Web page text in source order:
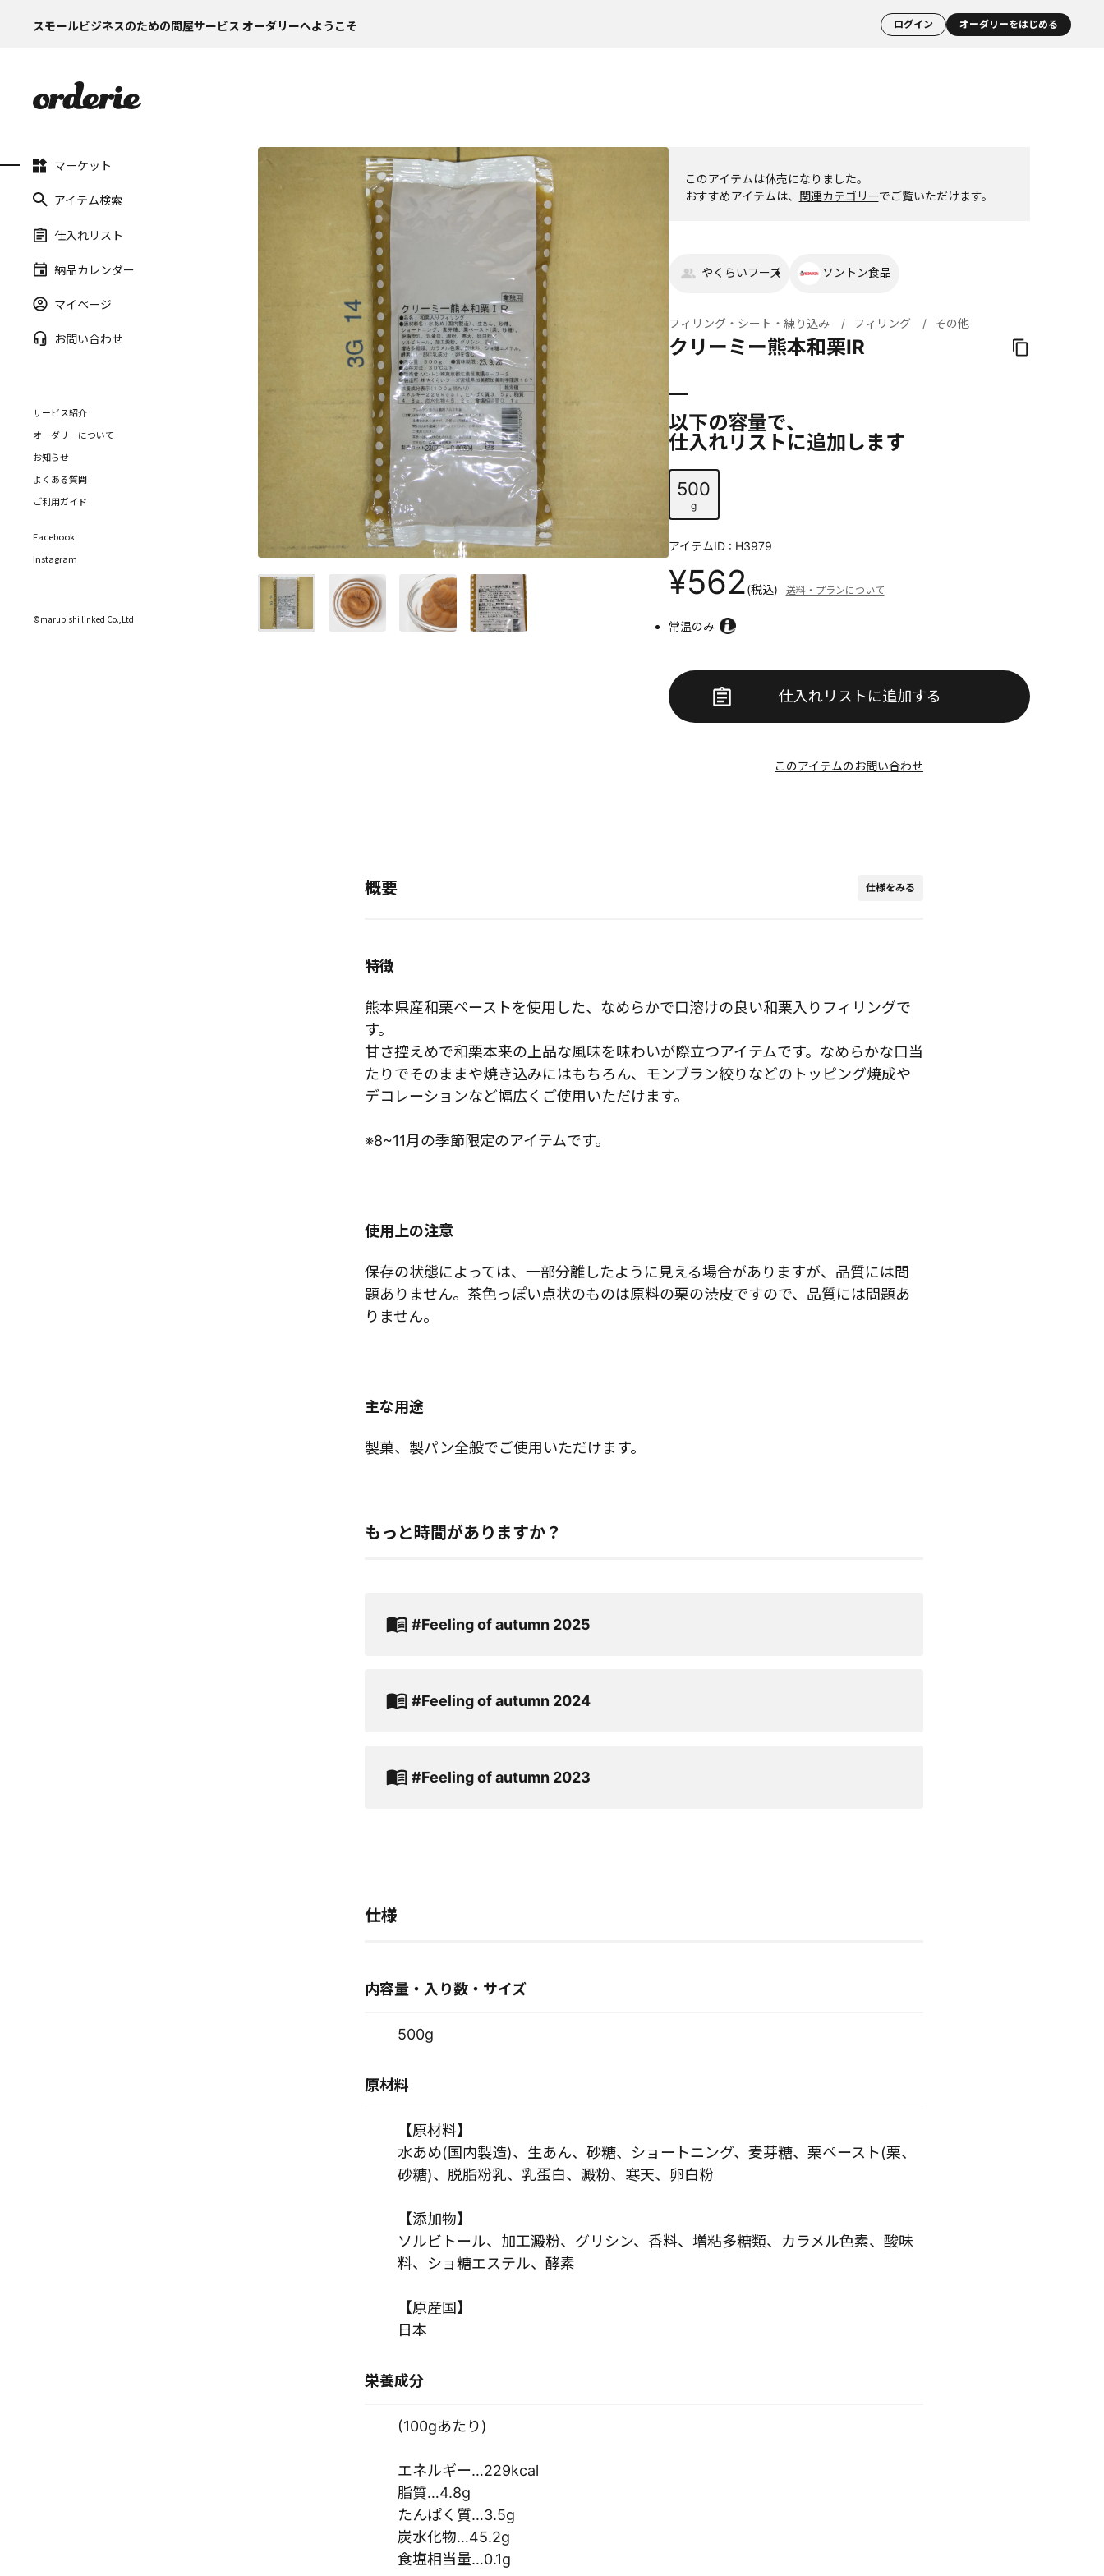
スモールビジネスのための問屋サービス オーダリーへようこそ ログイン オーダリーをはじめる
マーケット
アイテム検索
仕入れリスト
納品カレンダー
マイページ
お問い合わせ
サービス紹介
オーダリーについて
お知らせ
よくある質問
ご利用ガイド
Facebook
Instagram
©marubishi linked Co.,Ltd
このアイテムは休売になりました。
おすすめアイテムは、 関連カテゴリーでご覧いただけます。
やくらいフーズ ソントン食品
フィリング・シート・練り込み フィリング その他
クリーミー熊本和栗IR
以下の容量で、
仕入れリストに追加します
500
g
アイテムID : H3979
¥562(税込) 送料・プランについて
常温のみ
仕入れリストに追加する
このアイテムのお問い合わせ
概要 仕様をみる
特徴
熊本県産和栗ペーストを使用した、なめらかで口溶けの良い和栗入りフィリングで
す。
甘さ控えめで和栗本来の上品な風味を味わいが際立つアイテムです。なめらかな口当
たりでそのままや焼き込みにはもちろん、モンブラン絞りなどのトッピング焼成や
デコレーションなど幅広くご使用いただけます。
※8~11月の季節限定のアイテムです。
使用上の注意
保存の状態によっては、一部分離したように見える場合がありますが、品質には問
題ありません。茶色っぽい点状のものは原料の栗の渋皮ですので、品質には問題あ
りません。
主な用途
製菓、製パン全般でご使用いただけます。
もっと時間がありますか？
#Feeling of autumn 2025
#Feeling of autumn 2024
#Feeling of autumn 2023
仕様
内容量・入り数・サイズ
500g
原材料
【原材料】
水あめ(国内製造)、生あん、砂糖、ショートニング、麦芽糖、栗ペースト(栗、
砂糖)、脱脂粉乳、乳蛋白、澱粉、寒天、卵白粉
【添加物】
ソルビトール、加工澱粉、グリシン、香料、増粘多糖類、カラメル色素、酸味
料、ショ糖エステル、酵素
【原産国】
日本
栄養成分
(100gあたり)
エネルギー…229kcal
脂質…4.8g
たんぱく質…3.5g
炭水化物…45.2g
食塩相当量…0.1g